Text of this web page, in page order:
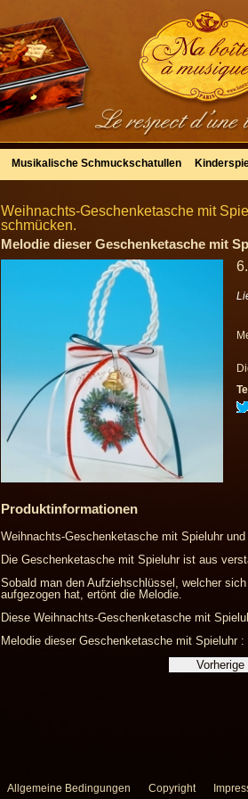
Musikalische Schmuckschatullen
Weihnachts-Geschenketasche mit
schmücken.
Melodie dieser Geschenketasche mit
6
Produktinformationen
Weihnachts-Geschenketasche mit Spieluhr
Die Geschenketasche mit Spieluhr ist aus
Sobald man den Aufziehschlüssel, welcher
aufgezogen hat, ertönt die Melodie.
Diese Weihnachts-Geschenketasche mit
Melodie dieser Geschenketasche mit Spieluhr
Allgemeine Bedingungen Copyright